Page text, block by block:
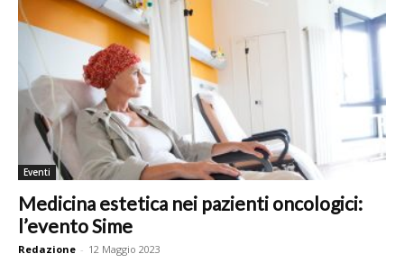
Eventi
Medicina estetica nei pazienti oncologici:
l’evento Sime
Redazione - 12 Maggio 2023